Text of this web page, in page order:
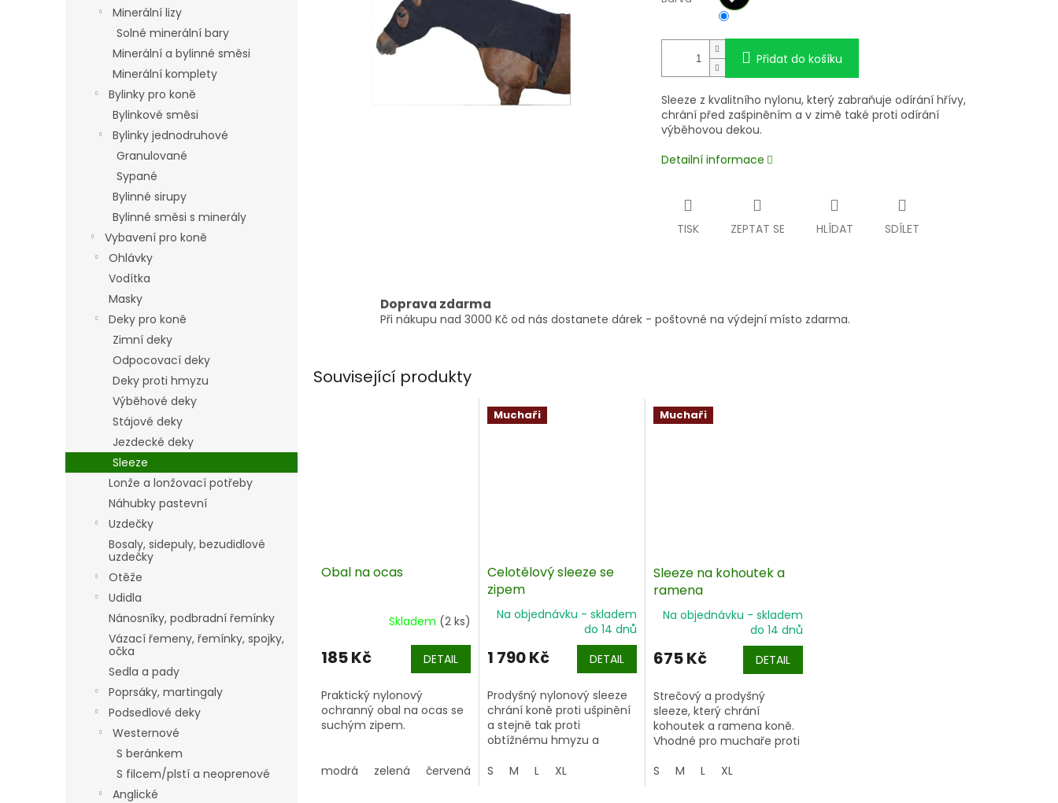
Minerální lizy
Solné minerální bary
Minerální a bylinné směsi
Minerální komplety
Bylinky pro koně
Bylinkové směsi
Bylinky jednodruhové
Granulované
Sypané
Bylinné sirupy
Bylinné směsi s minerály
Vybavení pro koně
Ohlávky
Vodítka
Masky
Deky pro koně
Zimní deky
Odpocovací deky
Deky proti hmyzu
Výběhové deky
Stájové deky
Jezdecké deky
Sleeze
Lonže a lonžovací potřeby
Náhubky pastevní
Uzdečky
Bosaly, sidepuly, bezudidlové
uzdečky
Otěže
Udidla
Nánosníky, podbradní řemínky
Vázací řemeny, řemínky, spojky,
očka
Sedla a pady
Poprsáky, martingaly
Podsedlové deky
Westernové
S beránkem
S filcem/plstí a neoprenové
Anglické
Přidat do košíku
Sleeze z kvalitního nylonu, který zabraňuje odírání hřívy,
chrání před zašpiněním a v zimě také proti odírání
výběhovou dekou.
Detailní informace
TISK ZEPTAT SE HLÍDAT SDÍLET
Doprava zdarma
Při nákupu nad 3000 Kč od nás dostanete dárek - poštovné na výdejní místo zdarma.
Související produkty
Obal na ocas
Skladem (2 ks)
185 Kč DETAIL
Praktický nylonový
ochranný obal na ocas se
suchým zipem.
modrá zelená červená
Muchaři
Celotělový sleeze se
zipem
Na objednávku - skladem
do 14 dnů
1 790 Kč DETAIL
Prodyšný nylonový sleeze
chrání koně proti ušpinění
a stejně tak proti
obtížnému hmyzu a
S
M L XL
Muchaři
Sleeze na kohoutek a
ramena
Na objednávku - skladem
do 14 dnů
675 Kč DETAIL
Strečový a prodyšný
sleeze, který chrání
kohoutek a ramena koně.
Vhodné pro muchaře proti
ochrana proti špíně a
S M L XL